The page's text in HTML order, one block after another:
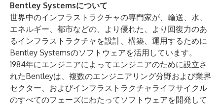
Bentley Systemsについて
世界中のインフラストラクチャの専門家が、輸送、水、
エネルギー、都市などの、より優れた、より回復力のあ
るインフラストラクチャを設計、構築、運用するために
Bentley Systemsのソフトウェアを活用しています。
1984年にエンジニアによってエンジニアのために設立さ
れたBentleyは、複数のエンジニアリング分野および業界
セクター、およびインフラストラクチャライフサイクル
のすべてのフェーズにわたってソフトウェアを開発して